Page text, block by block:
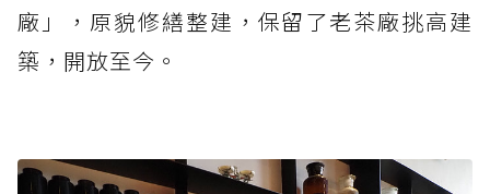
廠」，原貌修繕整建，保留了老茶廠挑高建
築，開放至今。